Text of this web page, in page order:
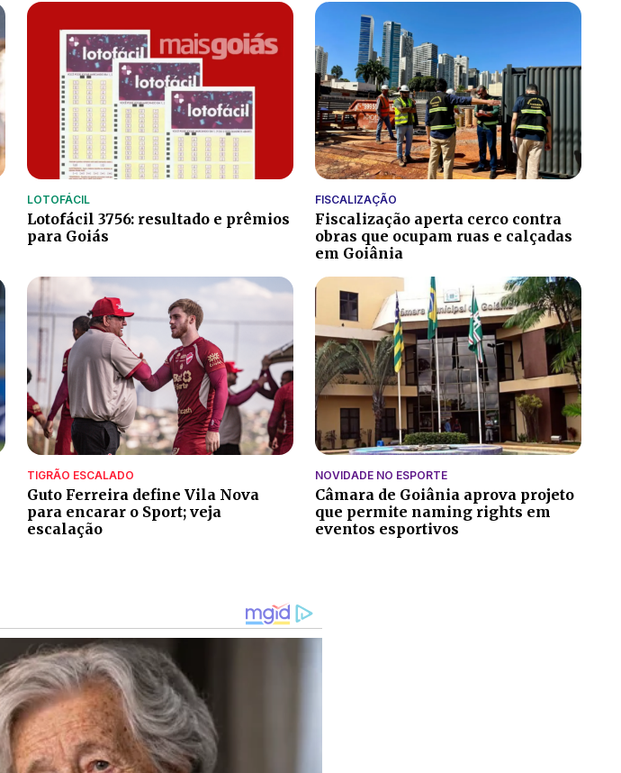
LOTOFÁCIL
Lotofácil 3756: resultado e prêmios
para Goiás
FISCALIZAÇÃO
Fiscalização aperta cerco contra
obras que ocupam ruas e calçadas
em Goiânia
TIGRÃO ESCALADO
Guto Ferreira define Vila Nova
para encarar o Sport; veja
escalação
NOVIDADE NO ESPORTE
Câmara de Goiânia aprova projeto
que permite naming rights em
eventos esportivos